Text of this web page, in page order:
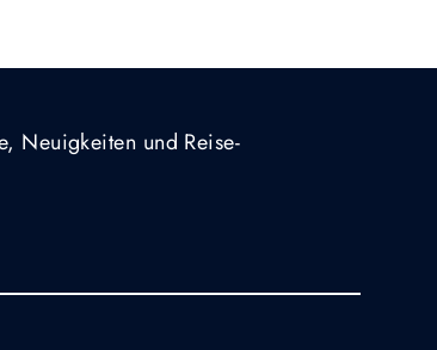
Neuigkeiten und Reise-